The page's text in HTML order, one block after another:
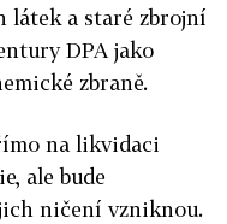
látek a staré zbrojní
DPA jako
zbraně.
na likvidaci
ale bude
ničení vzniknou.